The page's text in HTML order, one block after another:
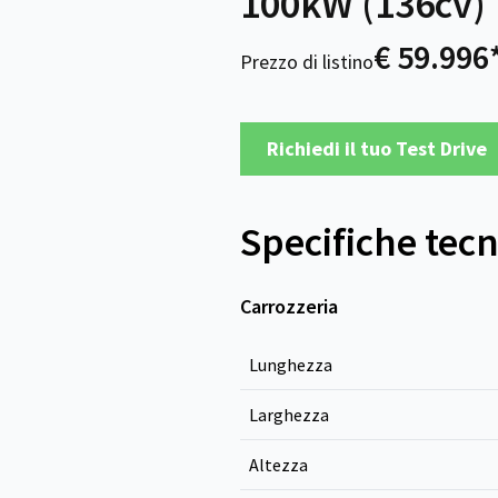
Prezzo di listino€
Richiedi il tuo Test Drive
Specifiche
Carrozzeria
Lunghezza
Larghezza
Altezza